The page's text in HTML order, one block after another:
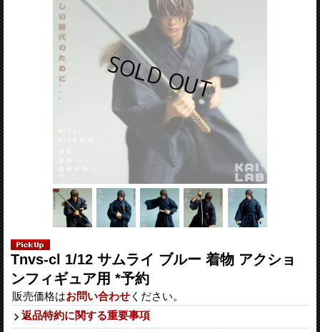
Tnvs-cl 1/12 サムライ ブルー 着物 アクショ
ンフィギュア用 *予約
販売価格はお問い合わせ ください。
返品特約に関する重要事項